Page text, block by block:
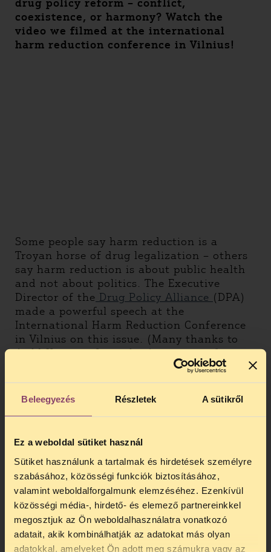
Beleegyezés Részletek A sütikről
Ez a weboldal sütiket használ
Sütiket használunk a tartalmak és hirdetések személyre
szabásához, közösségi funkciók biztosításához,
valamint weboldalforgalmunk elemzéséhez. Ezenkívül
közösségi média-, hirdető- és elemező partnereinkkel
megosztjuk az Ön weboldalhasználatra vonatkozó
adatait, akik kombinálhatják az adatokat más olyan
adatokkal, amelyeket Ön adott meg számukra vagy az
drug policy reform – conflict,
coexistence, or harmony? Watch the
video we filmed at the international
harm reduction conference in Vilnius!
Some people say harm reduction is a
Troyan horse of drug legalization – others
say harm reduction is about public health
and not about politics. The Executive
Director of the Drug Policy Alliance (DPA)
made a powerful speech at the
International Harm Reduction Conference
in Vilnius on this issue. (Many thanks to
Arild Knutsen from theAssociation for
Humane Drug Policies, Norway,for letting
us use his footage too.)